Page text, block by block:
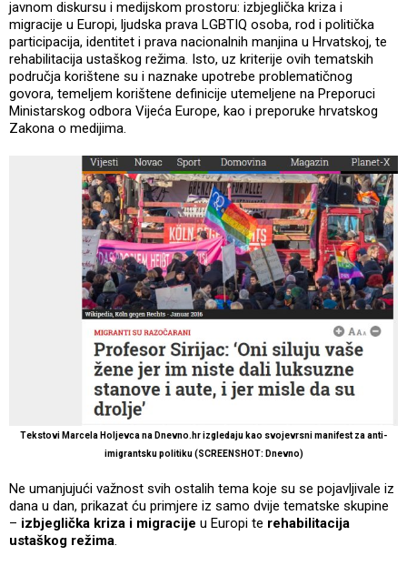
javnom diskursu i medijskom prostoru: izbjeglička kriza i
migracije u Europi, ljudska prava LGBTIQ osoba, rod i politička
participacija, identitet i prava nacionalnih manjina u Hrvatskoj, te
rehabilitacija ustaškog režima. Isto, uz kriterije ovih tematskih
područja korištene su i naznake upotrebe problematičnog
govora, temeljem korištene definicije utemeljene na Preporuci
Ministarskog odbora Vijeća Europe, kao i preporuke hrvatskog
Zakona o medijima.
Tekstovi Marcela Holjevca na Dnevno.hr izgledaju kao svojevrsni manifest za anti-
imigrantsku politiku (SCREENSHOT: Dnevno)
Ne umanjujući važnost svih ostalih tema koje su se pojavljivale iz
dana u dan, prikazat ću primjere iz samo dvije tematske skupine
– izbjeglička kriza i migracije u Europi te rehabilitacija
ustaškog režima.